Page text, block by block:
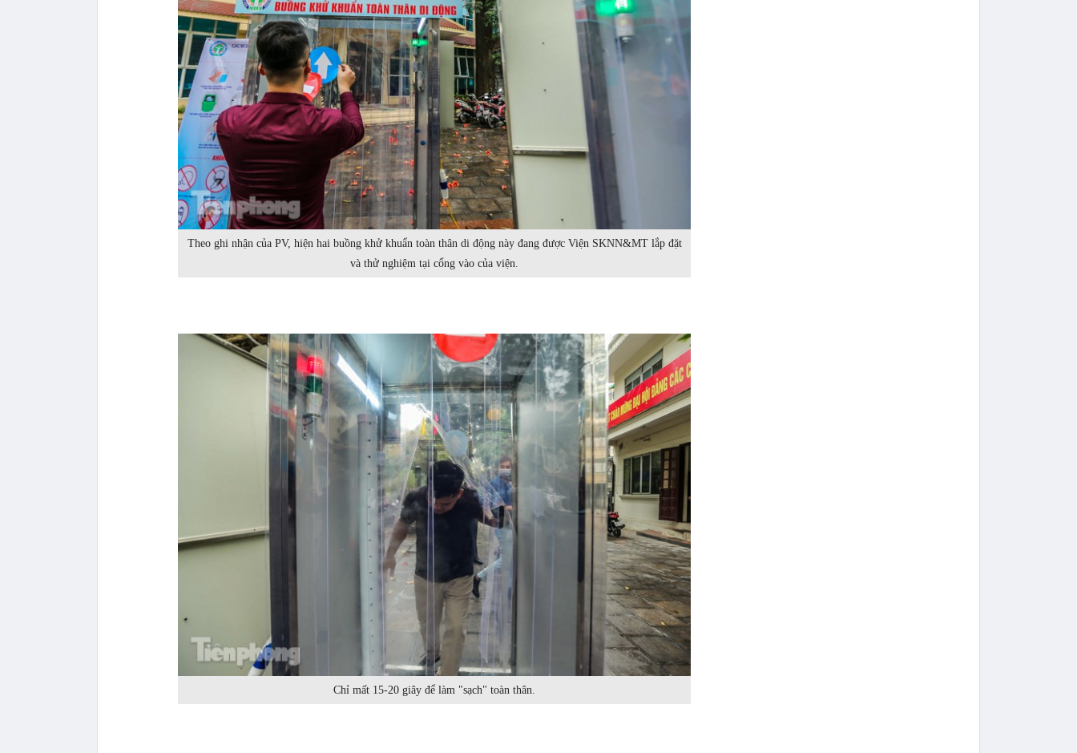
Theo ghi nhận của PV, hiện hai buồng khử khuẩn toàn thân di động này đang được Viện SKNN&MT lắp đặt
và thử nghiệm tại cổng vào của viện.
Chỉ mất 15-20 giây để làm "sạch" toàn thân.